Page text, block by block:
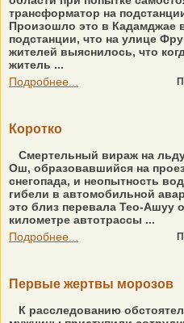
трансформатор на
Произошло это в Кадамджае
подстанции, что на улице
жителей выяснилось, что
житель ...
Подробнее...
Коротко
Смертельный вираж на
Ош, образовавшийся на
снегопада, и неопытность
гибели в автомобильной
это близ перевала Тео-Ашуу
километре автотрассы ...
Подробнее...
Первые жертвы морозов
К расследованию